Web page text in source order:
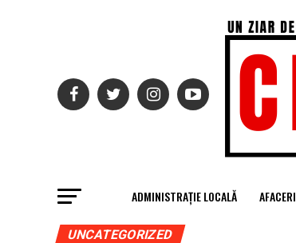
ADMINISTRAȚIE LOCALĂ AFACERI
UNCATEGORIZED